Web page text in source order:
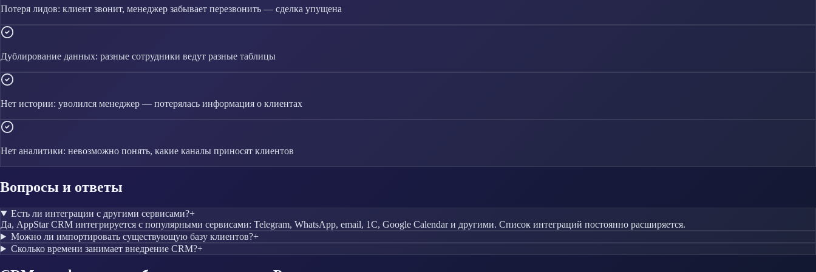
Потеря лидов: клиент звонит, менеджер забывает перезвонить — сделка упущена
Дублирование данных: разные сотрудники ведут разные таблицы
Нет истории: уволился менеджер — потерялась информация о клиентах
Нет аналитики: невозможно понять, какие каналы приносят клиентов
Вопросы и ответы
Есть ли интеграции с другими сервисами?+
Да, AppStar CRM интегрируется с популярными сервисами: Telegram, WhatsApp, email, 1С, Google Calendar и другими. Список интеграций постоянно расширяется.
Можно ли импортировать существующую базу клиентов?+
Сколько времени занимает внедрение CRM?+